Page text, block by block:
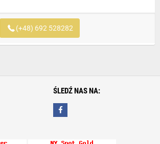
(+48) 692 528282
ŚLEDŹ NAS NA: